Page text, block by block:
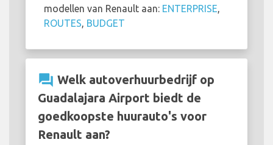
modellen van Renault aan: ENTERPRISE
ROUTES BUDGET
question_answer Welk autoverhuurbedrijf op
Guadalajara Airport biedt de
goedkoopste huurauto's voor
Renault aan?